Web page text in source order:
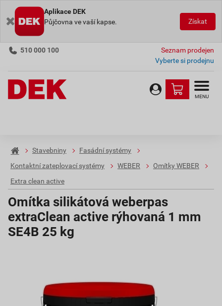
Aplikace DEK
Půjčovna ve vaší kapse.
Získat
510 000 100
Seznam prodejen
Vyberte si prodejnu
MENU
Stavebniny
Fasádní systémy
Kontaktní zateplovací systémy
WEBER
Omítky WEBER
Extra clean active
Omítka silikátová weberpas
extraClean active rýhovaná 1 mm
SE4B 25 kg